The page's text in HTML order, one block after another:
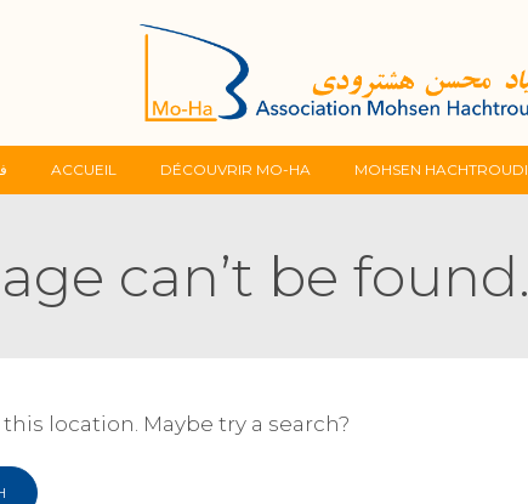
Skip
content
ACCUEIL DÉCOUVRIR MO-HA MOHSEN HACHTROUDI
can’t be found.
location. Maybe try a search?